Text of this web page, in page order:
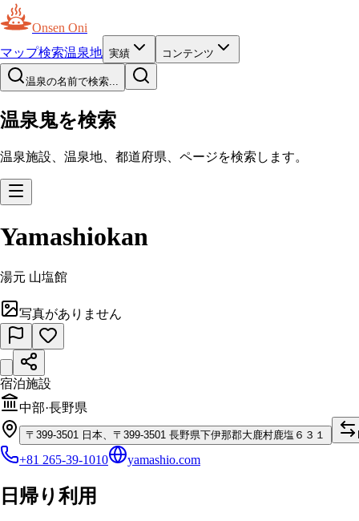
Onsen Oni
マップ検索温泉地 実績 コンテンツ
温泉の名前で検索...
温泉鬼を検索
温泉施設、温泉地、都道府県、ページを検索します。
Yamashiokan
湯元 山塩館
写真がありません
宿泊施設
中部·長野県
〒 399-3501 日本、〒399-3501 長野県下伊那郡大鹿村鹿塩６３１
+81 265-39-1010 yamashio.com
日帰り利用